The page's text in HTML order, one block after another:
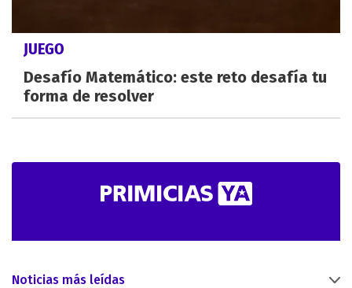
JUEGO
Desafío Matemático: este reto desafía tu
forma de resolver
Noticias más leídas